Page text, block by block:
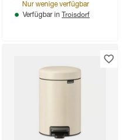
Nur wenige verfügbar
Verfügbar in Troisdorf